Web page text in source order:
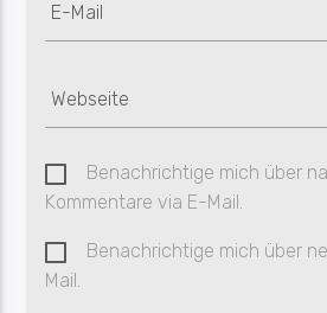
Benachrichtige mich über
Kommentare via E-Mail.
Benachrichtige mich über
Mail.